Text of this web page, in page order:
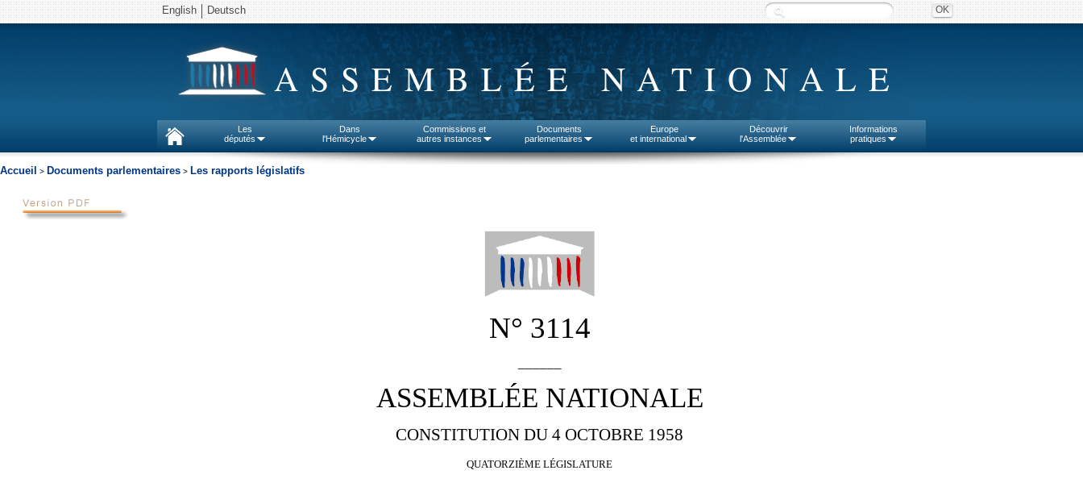
English Deutsch
ASSEMBLÉE NATIONALE
Les
députés
Dans
l'Hémicycle
Commissions et
autres instances
Documents
parlementaires
Europe
et international
Découvrir
l'Assemblée
Informations
pratiques
Accueil > Documents parlementaires > Les rapports législatifs
N° 3114
ASSEMBLÉE NATIONALE
CONSTITUTION DU 4 OCTOBRE 1958
QUATORZIÈME LÉGISLATURE